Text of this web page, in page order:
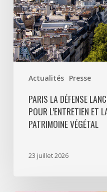
Actualités Presse
valorisation
de
son
patrimoine
végétal
PARIS LA DÉFENSE
POUR L’ENTRETIEN ET
PATRIMOINE VÉGÉTAL
23 juillet 2026